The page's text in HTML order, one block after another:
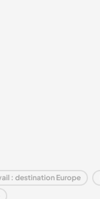
: destination Europe